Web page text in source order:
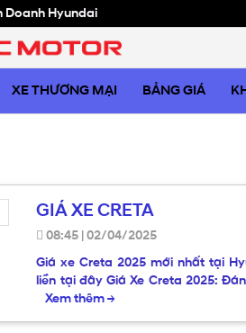
Doanh Hyundai
XE THƯƠNG MẠI BẢNG GIÁ
GIÁ XE CRETA
08:45 |02/04/2025
Giá xe Creta 2025 mới nhất tại
liền tại đây Giá Xe Creta 2025:
Xem thêm→